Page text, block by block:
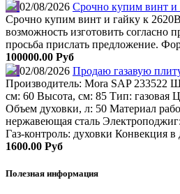
02/08/2026 Срочно купим винт и
Срочно купим винт и гайку к
возможность изготовить согласно
просьба прислать предложение.
100000.00 Руб
02/08/2026 Продаю газавую
Производитель: Mora SAP 233522
см: 60 Высота, см: 85 Тип: газовая
Объем духовки, л: 50 Материал
нержавеющая сталь
Газ-контроль: духовки Конвекция в
1600.00 Руб
Полезная информация